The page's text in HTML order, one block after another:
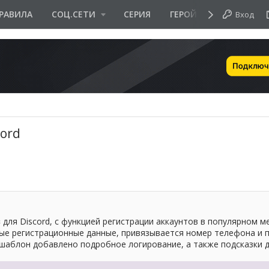
СОЦ.СЕТИ СЕРИЯ ГЕРОЙ ДНЯ Вход
Discord, с функцией регистрации аккаунтов в популярном
регистрационные данные, привязывается номер телефона
добавлено подробное логирование, а также подсказки